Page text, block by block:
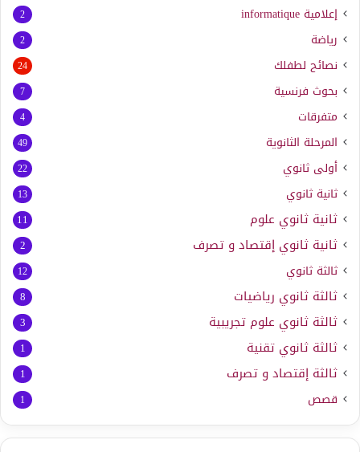
إعلامية informatique
2
رياضة 2
نصائح لطفلك 24
بحوث فرنسية 7
متفرقات 4
المرحلة الثانوية 49
أولى ثانوي 22
ثانية ثانوي 13
ثانية ثانوي علوم 11
ثانية ثانوي إقتصاد و تصرف 2
ثالثة ثانوي 12
ثالثة ثانوي رياضيات 8
ثالثة ثانوي علوم تجريبية 3
ثالثة ثانوي تقنية 1
ثالثة إقتصاد و تصرف 1
قصص 1